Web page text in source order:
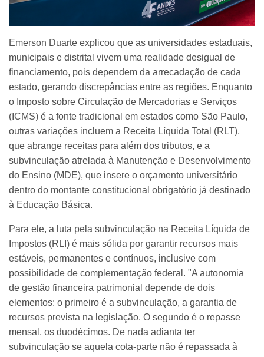
Emerson Duarte explicou que as universidades estaduais,
municipais e distrital vivem uma realidade desigual de
financiamento, pois dependem da arrecadação de cada
estado, gerando discrepâncias entre as regiões. Enquanto
o Imposto sobre Circulação de Mercadorias e Serviços
(ICMS) é a fonte tradicional em estados como São Paulo,
outras variações incluem a Receita Líquida Total (RLT),
que abrange receitas para além dos tributos, e a
subvinculação atrelada à Manutenção e Desenvolvimento
do Ensino (MDE), que insere o orçamento universitário
dentro do montante constitucional obrigatório já destinado
à Educação Básica.
Para ele, a luta pela subvinculação na Receita Líquida de
Impostos (RLI) é mais sólida por garantir recursos mais
estáveis, permanentes e contínuos, inclusive com
possibilidade de complementação federal. "A autonomia
de gestão financeira patrimonial depende de dois
elementos: o primeiro é a subvinculação, a garantia de
recursos prevista na legislação. O segundo é o repasse
mensal, os duodécimos. De nada adianta ter
subvinculação se aquela cota-parte não é repassada à